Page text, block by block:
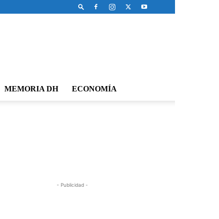
MEMORIA DH ECONOMÍA
- Publicidad -